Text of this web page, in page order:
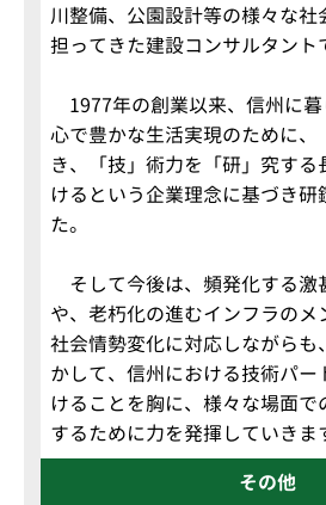
川整備、公園設計等の様々な社
担ってきた建設コンサルタント
1977年の創業以来、信州に
心で豊かな生活実現のために、
き、「技」術力を「研」究す
けるという企業理念に基づき研
た。
そして今後は、頻発化する激
や、老朽化の進むインフラのメ
社会情勢変化に対応しながらも
かして、信州における技術パー
けることを胸に、様々な場面
するために力を発揮していきま
その他